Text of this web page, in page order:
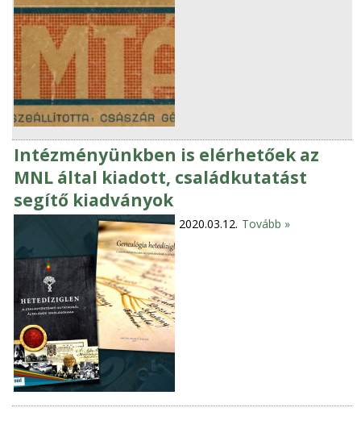
Intézményünkben is elérhetőek az
MNL által kiadott, családkutatást
segítő kiadványok
2020.03.12. Tovább »